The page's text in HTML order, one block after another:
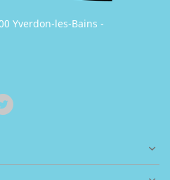
Yverdon-les-Bains -